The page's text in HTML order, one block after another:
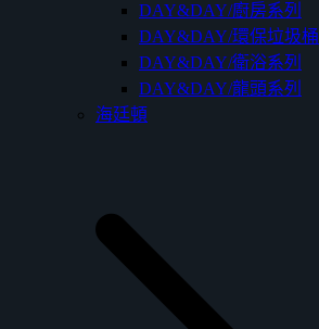
DAY&DAY/廚房系列
DAY&DAY/環保垃圾桶
DAY&DAY/衛浴系列
DAY&DAY/龍頭系列
海廷頓